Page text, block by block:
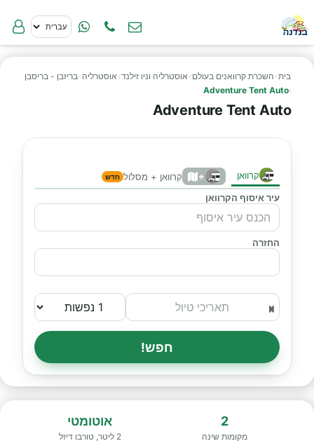
בית› השכרת קרוואנים בעולם › אוסטרליה וניו זילנד› אוסטרליה ›בריזבן - בריסבן
›
Adventure Tent Auto
Adventure Tent Auto
קרוואן + קרוואן + מסלול חדש
עיר איסוף הקרוואן
החזרה
חפש!
2
מקומות שינה
אוטומטי
2 ליטר, טורבו דיזל